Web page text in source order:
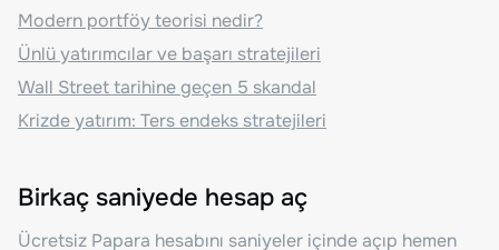
Modern portföy teorisi nedir?
Ünlü yatırımcılar ve başarı stratejileri
Wall Street tarihine geçen 5 skandal
Krizde yatırım: Ters endeks stratejileri
Birkaç saniyede hesap aç
Ücretsiz Papara hesabını saniyeler içinde açıp hemen